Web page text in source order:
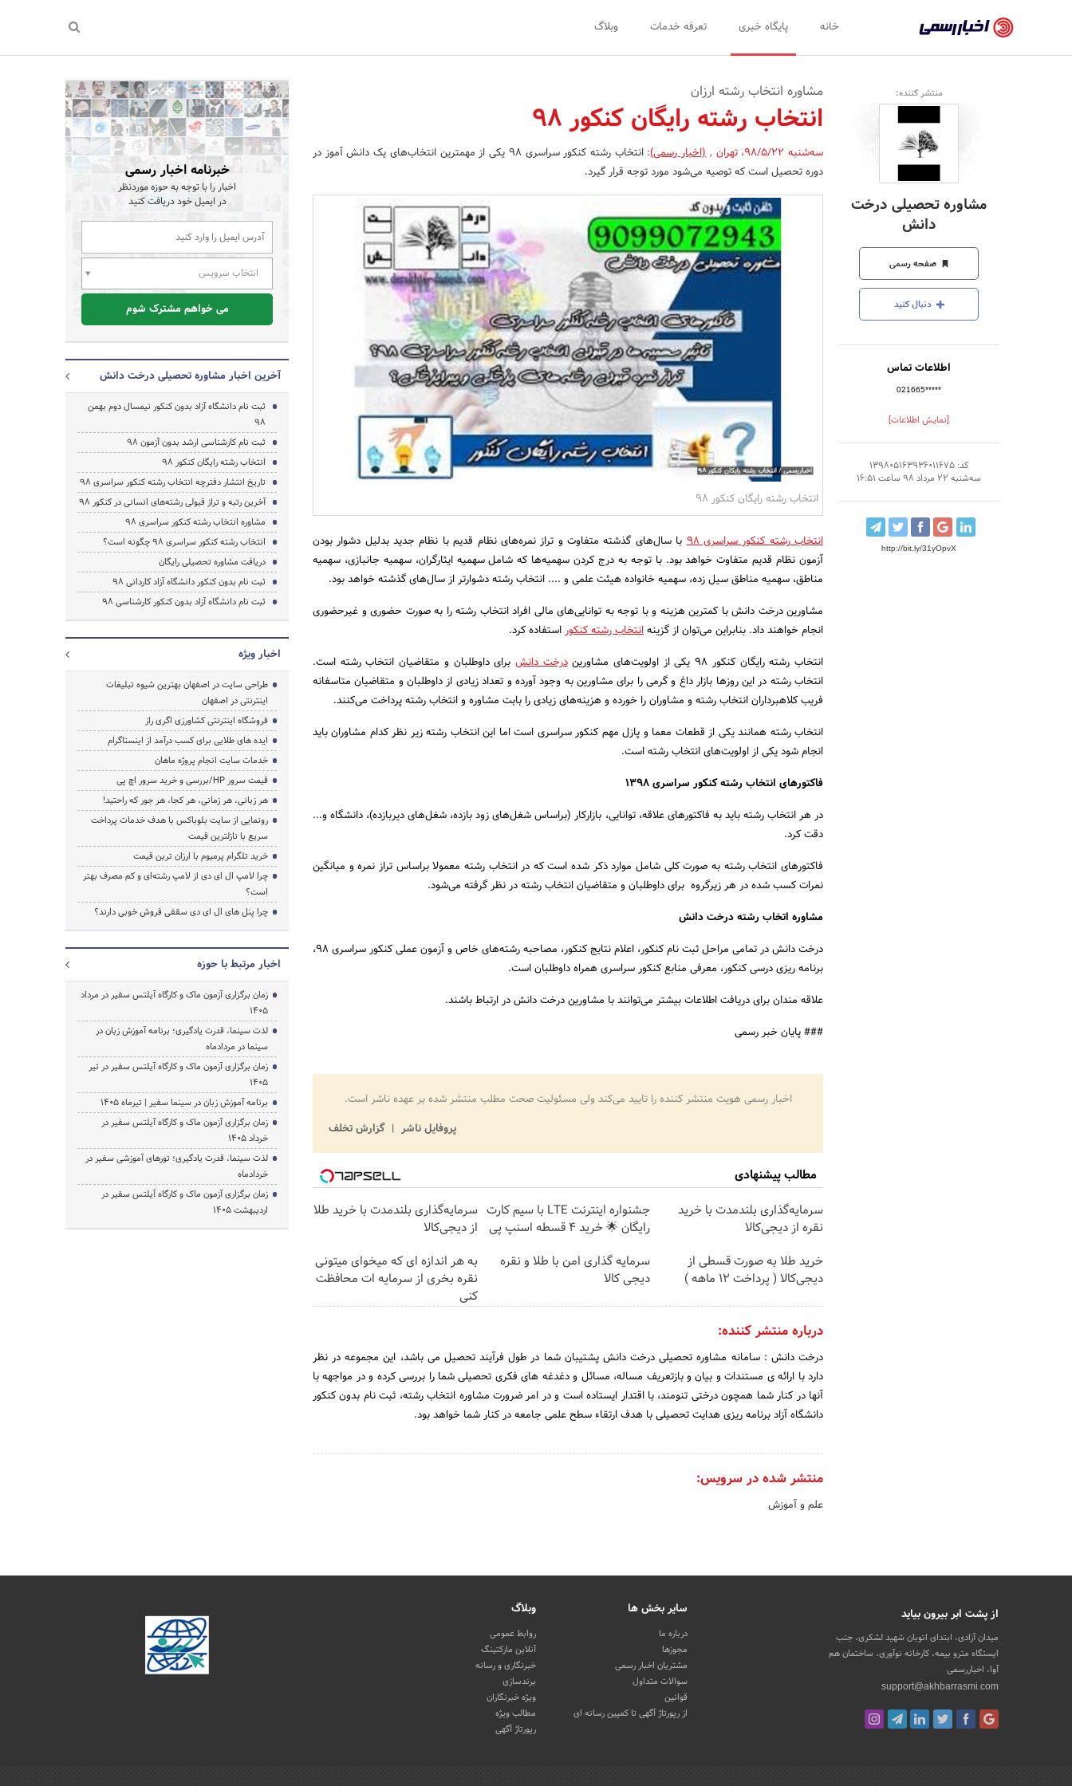
رسمی
-
اخبار
تایید
شده
شرکت‌ها،
سازمان‌ها
و
روابط
عمومی‌ها
خانه پایگاه خبری تعرفه خدمات وبلاگ
منتشر کننده:
مشاوره تحصیلی درخت
دانش
صفحه رسمی
دنبال کنید
اطلاعات تماس
021665*****
[نمایش اطلاعات]
کد: 139805163936011675
سه‌شنبه 22 مرداد 98 ساعت 16:51
http://bit.ly/31yOpvX
مشاوره انتخاب رشته ارزان
انتخاب رشته رایگان کنکور 98
سه‌شنبه 98/5/22 ،تهران ,(اخبار رسمی):
انتخاب رشته کنکور سراسری 98 یکی از مهمترین انتخاب‌های یک دانش آموز در
دوره تحصیل است که توصیه می‌شود مورد توجه قرار گیرد.
انتخاب رشته رایگان کنکور 98
انتخاب رشته کنکور سراسری 98
با سال‌های گذشته متفاوت و تراز نمره‌های نظام قدیم با نظام جدید بدلیل دشوار بودن
آزمون نظام قدیم متفاوت خواهد بود. با توجه به درج کردن سهمیه‌ها که شامل سهمیه ایثارگران، سهمیه جانبازی، سهمیه
مناطق، سهمیه مناطق سیل زده، سهمیه خانواده هیئت علمی و .... انتخاب رشته دشوارتر از سال‌های گذشته خواهد بود.
مشاورین درخت دانش با کمترین هزینه و با توجه به توانایی‌های مالی افراد انتخاب رشته را به صورت حضوری و غیرحضوری
انجام خواهند داد. بنابراین می‌توان از گزینهانتخاب رشته کنکوراستفاده کرد.
انتخاب رشته رایگان کنکور 98 یکی از اولویت‌های مشاورین
درخت دانش برای داوطلبان و متقاضیان انتخاب رشته است.
انتخاب رشته در این روزها بازار داغ و گرمی را برای مشاورین به وجود آورده و تعداد زیادی از داوطلبان و متقاضیان متاسفانه
فریب کلاهبرداران انتخاب رشته و مشاوران را خورده و هزینه‌های زیادی را بابت مشاوره و انتخاب رشته پرداخت می‌کنند.
انتخاب رشته همانند یکی از قطعات معما و پازل مهم کنکور سراسری است اما این انتخاب رشته زیر نظر کدام مشاوران باید
انجام شود یکی از اولویت‌های انتخاب رشته است.
فاکتورهای انتخاب رشته کنکور سراسری 1398
در هر انتخاب رشته باید به فاکتورهای علاقه، توانایی، بازارکار (براساس شغل‌های زود بازده، شغل‌های دیربازده)، دانشگاه و...
دقت کرد.
فاکتورهای انتخاب رشته به صورت کلی شامل موارد ذکر شده است که در انتخاب رشته معمولا براساس تراز نمره و میانگین
نمرات کسب شده در هر زیرگروه برای داوطلبان و متقاضیان انتخاب رشته در نظر گرفته می‌شود.
مشاوره اتخاب رشته درخت دانش
درخت دانش در تمامی مراحل ثبت نام کنکور، اعلام نتایج کنکور، مصاحبه رشته‌های خاص و آزمون عملی کنکور سراسری 98،
برنامه ریزی درسی کنکور، معرفی منابع کنکور سراسری همراه داوطلبان است.
علاقه مندان برای دریافت اطلاعات بیشتر می‌توانند با مشاورین درخت دانش در ارتباط باشند.
### پایان خبر رسمی
اخبار رسمی هویت منتشر کننده را تایید می‌کند ولی مسئولیت صحت مطلب منتشر شده بر عهده ناشر است.
پروفایل ناشر
گزارش تخلف
مطالب پیشنهادی
سرمایه‌گذاری بلندمدت با خرید
نقره از دیجی‌کالا
جشنواره اینترنت LTE با سیم کارت
رایگان 🌟 خرید 4 قسطه اسنپ پی
سرمایه‌گذاری بلندمدت با خرید طلا
از دیجی‌کالا
خرید طلا به صورت قسطی از
دیجی‌کالا ( پرداخت 12 ماهه )
سرمایه گذاری امن با طلا و نقره
دیجی کالا
به هر اندازه ای که میخوای میتونی
نقره بخری از سرمایه ات محافظت
کنی
درباره منتشر کننده:
درخت دانش : سامانه مشاوره تحصیلی درخت دانش پشتیبان شما در طول فرآیند تحصیل می باشد، این مجموعه در نظر
دارد با ارائه ی مستندات و بیان و بازتعریف مساله، مسائل و دغدغه های فکری تحصیلی شما را بررسی کرده و در مواجهه با
آنها در کنار شما همچون درختی تنومند، با اقتدار ایستاده است و در امر ضرورت مشاوره انتخاب رشته، ثبت نام بدون کنکور
دانشگاه آزاد برنامه ریزی هدایت تحصیلی با هدف ارتقاء سطح علمی جامعه در کنار شما خواهد بود.
منتشر شده در سرویس:
علم و آموزش
خبرنامه اخبار رسمی
اخبار را با توجه به حوزه موردنظر
در ایمیل خود دریافت کنید
انتخاب سرویس
می خواهم مشترک شوم
آخرین اخبار مشاوره تحصیلی درخت دانش
ثبت نام دانشگاه آزاد بدون کنکور نیمسال دوم بهمن
98
ثبت نام کارشناسی ارشد بدون آزمون 98
انتخاب رشته رایگان کنکور 98
تاریخ انتشار دفترچه انتخاب رشته کنکور سراسری 98
آخرین رتبه و تراز قبولی رشته‌های انسانی در کنکور 98
مشاوره انتخاب رشته کنکور سراسری 98
انتخاب رشته کنکور سراسری 98 چگونه است؟
دریافت مشاوره تحصیلی رایگان
ثبت نام بدون کنکور دانشگاه آزاد کاردانی 98
ثبت نام دانشگاه آزاد بدون کنکور کارشناسی 98
اخبار ویژه
طراحی سایت در اصفهان بهترین شیوه تبلیغات
اینترنتی در اصفهان
فروشگاه اینترنتی کشاورزی اگری راز
ایده های طلایی برای کسب درآمد از اینستاگرام
خدمات سایت انجام پروژه ماهان
قیمت سرور HP/بررسی و خرید سرور اچ پی
هر زبانی، هر زمانی، هر کجا، هر جور که راحتید!
رونمایی از سایت بلوباکس با هدف خدمات پرداخت
سریع با نازلترین قیمت
خرید تلگرام پرمیوم با ارزان ترین قیمت
چرا لامپ ال ای دی از لامپ رشته‌ای و کم مصرف بهتر
است؟
چرا پنل های ال ای دی سقفی فروش خوبی دارند؟
اخبار مرتبط با حوزه
زمان برگزاری آزمون ماک و کارگاه آیلتس سفیر در مرداد
1405
لذت سینما، قدرت یادگیری؛ برنامه آموزش زبان در
سینما در مردادماه
زمان برگزاری آزمون ماک و کارگاه آیلتس سفیر در تیر
1405
برنامه آموزش زبان در سینما سفیر | تیرماه ۱۴۰۵
زمان برگزاری آزمون ماک و کارگاه آیلتس سفیر در
خرداد 1405
لذت سینما، قدرت یادگیری؛ تورهای آموزشی سفیر در
خردادماه
زمان برگزاری آزمون ماک و کارگاه آیلتس سفیر در
اردیبهشت 1405
از پشت ابر بیرون بیاید
میدان آزادی، ابتدای اتوبان شهید لشکری، جنب
ایستگاه مترو بیمه، کارخانه نوآوری، ساختمان هم
آوا، اخباررسمی
support@akhbarrasmi.com
سایر بخش ها
درباره ما
مجوزها
مشتریان اخبار رسمی
سوالات متداول
قوانین
از رپورتاژ آگهی تا کمپین رسانه ای
وبلاگ
روابط عمومی
آنلاین مارکتینگ
خبرنگاری و رسانه
برندسازی
ویژه خبرنگاران
مطالب ویژه
رپورتاژ آگهی